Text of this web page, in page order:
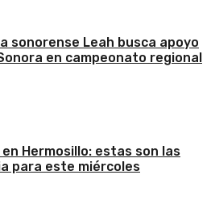
sonorense Leah busca apoyo
en campeonato regional
Hermosillo: estas son las
para este miércoles